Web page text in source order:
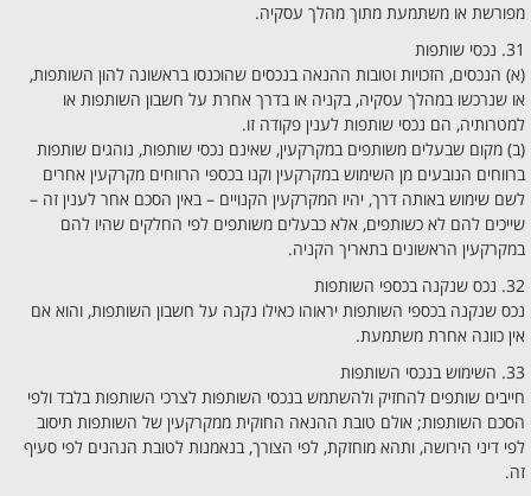
מפורשת או משתמעת מתוך מהלך עסקיה.
31. נכסי שותפות
(א) הנכסים, הזכויות וטובות ההנאה בנכסים שהוכנסו בראשונה להון השותפות,
או שנרכשו במהלך עסקיה, בקניה או בדרך אחרת על חשבון השותפות או
למטרותיה, הם נכסי שותפות לענין פקודה זו.
(ב) מקום שבעלים משותפים במקרקעין, שאינם נכסי שותפות, נוהגים שותפות
ברווחים הנובעים מן השימוש במקרקעין וקנו בכספי הרווחים מקרקעין אחרים
לשם שימוש באותה דרך, יהיו המקרקעין הקנויים – באין הסכם אחר לענין זה –
שייכים להם לא כשותפים, אלא כבעלים משותפים לפי החלקים שהיו להם
במקרקעין הראשונים בתאריך הקניה.
32. נכס שנקנה בכספי השותפות
נכס שנקנה בכספי השותפות יראוהו כאילו נקנה על חשבון השותפות, והוא אם
אין כוונה אחרת משתמעת.
33. השימוש בנכסי השותפות
חייבים שותפים להחזיק ולהשתמש בנכסי השותפות לצרכי השותפות בלבד ולפי
הסכם השותפות; אולם טובת ההנאה החוקית ממקרקעין של השותפות תיסוב
לפי דיני הירושה, ותהא מוחזקת, לפי הצורך, בנאמנות לטובת הנהנים לפי סעיף
זה.